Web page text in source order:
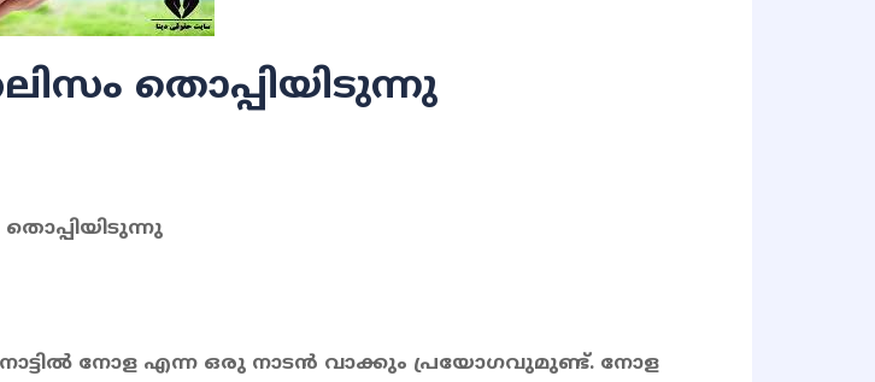
തൊപ്പിയിടുന്നു
തൊപ്പിയിടുന്നു
നോള എന്ന ഒരു നാടൻ വാക്കും പ്രയോഗവുമുണ്ട്. നോള